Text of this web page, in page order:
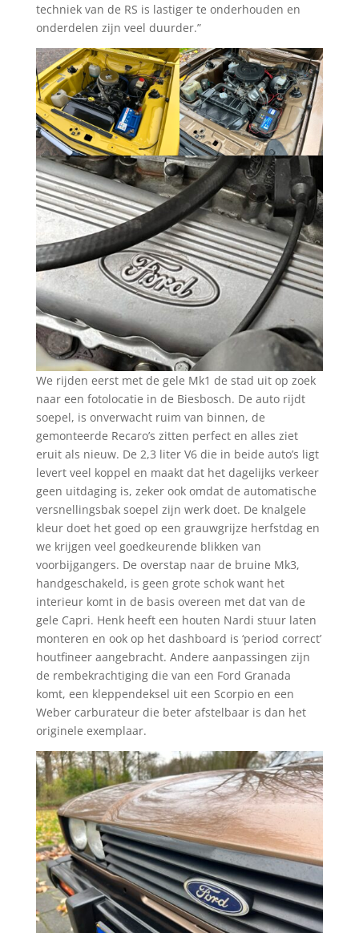
techniek van de RS is lastiger te onderhouden en
onderdelen zijn veel duurder.”
We rijden eerst met de gele Mk1 de stad uit op zoek
naar een fotolocatie in de Biesbosch. De auto rijdt
soepel, is onverwacht ruim van binnen, de
gemonteerde Recaro’s zitten perfect en alles ziet
eruit als nieuw. De 2,3 liter V6 die in beide auto’s ligt
levert veel koppel en maakt dat het dagelijks verkeer
geen uitdaging is, zeker ook omdat de automatische
versnellingsbak soepel zijn werk doet. De knalgele
kleur doet het goed op een grauwgrijze herfstdag en
we krijgen veel goedkeurende blikken van
voorbijgangers. De overstap naar de bruine Mk3,
handgeschakeld, is geen grote schok want het
interieur komt in de basis overeen met dat van de
gele Capri. Henk heeft een houten Nardi stuur laten
monteren en ook op het dashboard is ‘period correct’
houtfineer aangebracht. Andere aanpassingen zijn
de rembekrachtiging die van een Ford Granada
komt, een kleppendeksel uit een Scorpio en een
Weber carburateur die beter afstelbaar is dan het
originele exemplaar.